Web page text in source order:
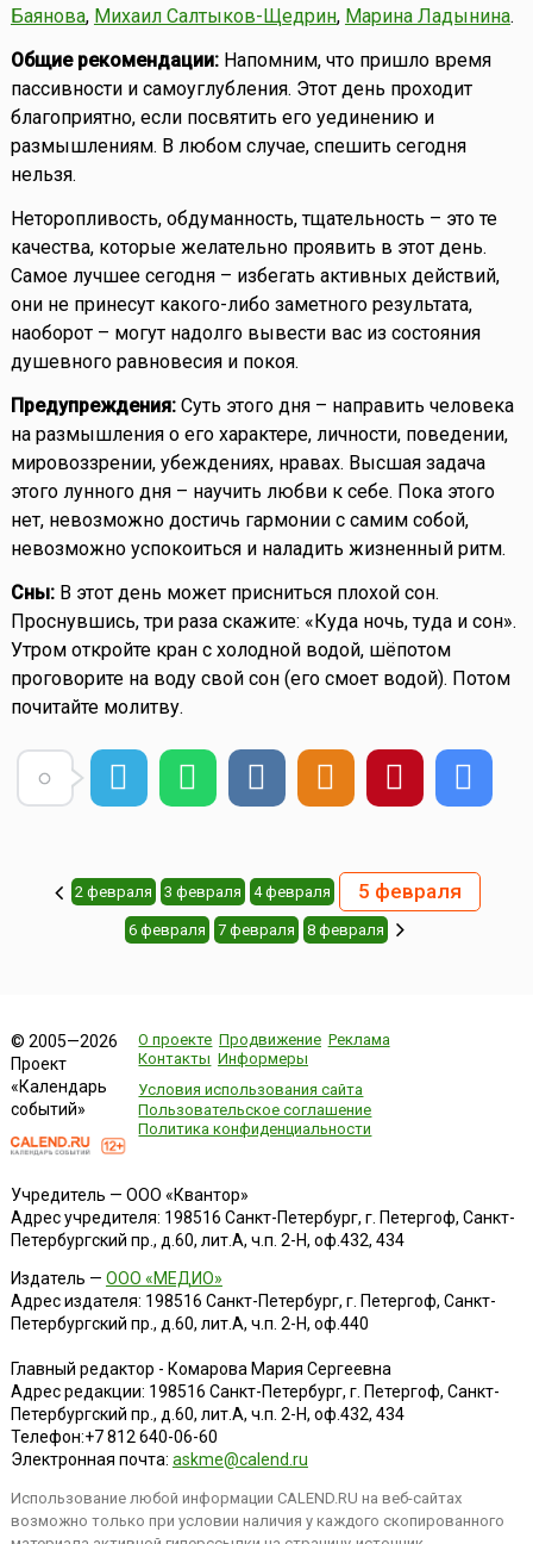
Баянова, Михаил Салтыков-Щедрин, Марина Ладынина.
Общие рекомендации:Напомним, что пришло время
пассивности и самоуглубления. Этот день проходит
благоприятно, если посвятить его уединению и
размышлениям. В любом случае, спешить сегодня
нельзя.
Неторопливость, обдуманность, тщательность – это те
качества, которые желательно проявить в этот день.
Самое лучшее сегодня – избегать активных действий,
они не принесут какого-либо заметного результата,
наоборот – могут надолго вывести вас из состояния
душевного равновесия и покоя.
Предупреждения:Суть этого дня – направить человека
на размышления о его характере, личности, поведении,
мировоззрении, убеждениях, нравах. Высшая задача
этого лунного дня – научить любви к себе. Пока этого
нет, невозможно достичь гармонии с самим собой,
невозможно успокоиться и наладить жизненный ритм.
Сны:В этот день может присниться плохой сон.
Проснувшись, три раза скажите: «Куда ночь, туда и сон».
Утром откройте кран с холодной водой, шёпотом
проговорите на воду свой сон (его смоет водой). Потом
почитайте молитву.
2 февраля 3 февраля 4 февраля 5 февраля
6 февраля 7 февраля 8 февраля
© 2005—2026
Проект
«Календарь
событий»
О проекте Продвижение Реклама
Контакты Информеры
Условия использования сайта
Пользовательское соглашение
Политика конфиденциальности
Учредитель — ООО «Квантор»
Адрес учредителя: 198516 Санкт-Петербург, г. Петергоф, Санкт-
Петербургский пр., д.60, лит.А, ч.п. 2-Н, оф.432, 434
Издатель — ООО «МЕДИО»
Адрес издателя: 198516 Санкт-Петербург, г. Петергоф, Санкт-
Петербургский пр., д.60, лит.А, ч.п. 2-Н, оф.440
Главный редактор - Комарова Мария Сергеевна
Адрес редакции: 198516 Санкт-Петербург, г. Петергоф, Санкт-
Петербургский пр., д.60, лит.А, ч.п. 2-Н, оф.432, 434
Телефон:+7 812 640-06-60
Электронная почта: askme@calend.ru
Использование любой информации CALEND.RU на веб-сайтах
возможно только при условии наличия у каждого скопированного